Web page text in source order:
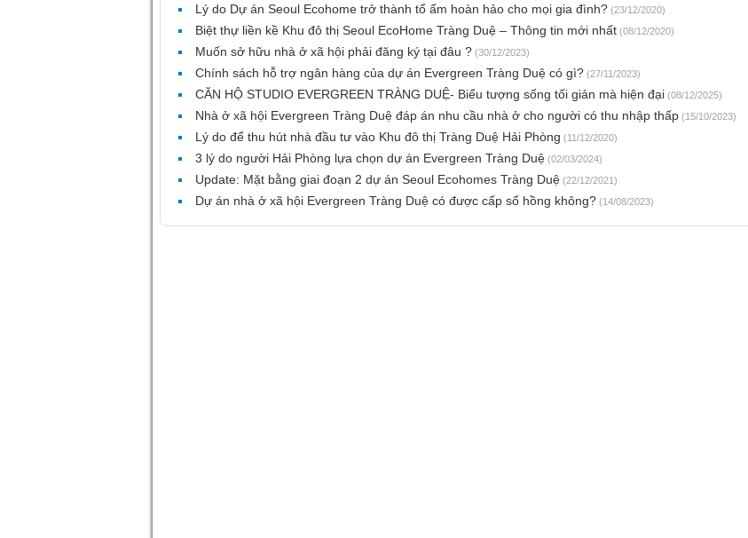
Lý do Dự án Seoul Ecohome trở thành tổ ấm hoàn hảo cho mọi gia đình? (23/12/2020)
Biệt thự liền kề Khu đô thị Seoul EcoHome Tràng Duệ – Thông tin mới nhất (08/12/2020)
Muốn sở hữu nhà ở xã hội phải đăng ký tại đâu ? (30/12/2023)
Chính sách hỗ trợ ngân hàng của dự án Evergreen Tràng Duệ có gì? (27/11/2023)
CĂN HỘ STUDIO EVERGREEN TRÀNG DUỆ- Biểu tượng sống tối giản mà hiện đại (08/12/2025)
Nhà ở xã hội Evergreen Tràng Duệ đáp án nhu cầu nhà ở cho người có thu nhập thấp (15/10/2023)
Lý do để thu hút nhà đầu tư vào Khu đô thị Tràng Duệ Hải Phòng (11/12/2020)
3 lý do người Hải Phòng lựa chọn dự án Evergreen Tràng Duệ (02/03/2024)
Update: Mặt bằng giai đoạn 2 dự án Seoul Ecohomes Tràng Duệ (22/12/2021)
Dự án nhà ở xã hội Evergreen Tràng Duệ có được cấp sổ hồng không? (14/08/2023)